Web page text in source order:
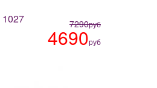
1027 7290руб
4690руб